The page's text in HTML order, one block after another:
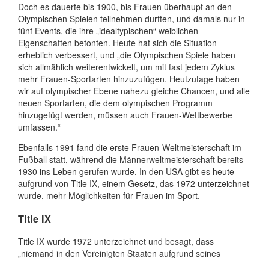
Doch es dauerte bis 1900, bis Frauen überhaupt an den
Olympischen Spielen teilnehmen durften, und damals nur in
fünf Events, die ihre „idealtypischen“ weiblichen
Eigenschaften betonten. Heute hat sich die Situation
erheblich verbessert, und „die Olympischen Spiele haben
sich allmählich weiterentwickelt, um mit fast jedem Zyklus
mehr Frauen-Sportarten hinzuzufügen. Heutzutage haben
wir auf olympischer Ebene nahezu gleiche Chancen, und alle
neuen Sportarten, die dem olympischen Programm
hinzugefügt werden, müssen auch Frauen-Wettbewerbe
umfassen.“
Ebenfalls 1991 fand die erste Frauen-Weltmeisterschaft im
Fußball statt, während die Männerweltmeisterschaft bereits
1930 ins Leben gerufen wurde. In den USA gibt es heute
aufgrund von Title IX, einem Gesetz, das 1972 unterzeichnet
wurde, mehr Möglichkeiten für Frauen im Sport.
Title IX
Title IX wurde 1972 unterzeichnet und besagt, dass
„niemand in den Vereinigten Staaten aufgrund seines